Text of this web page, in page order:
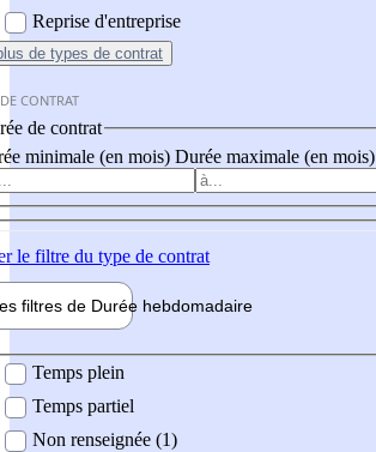
Reprise d'entreprise
de types de contrat
CONTRAT
de contrat
minimale (en mois) Durée maximale (en mois)
le filtre du type de contrat
filtres de Durée hebdomadaire
Temps plein
Temps partiel
Non renseignée (1)